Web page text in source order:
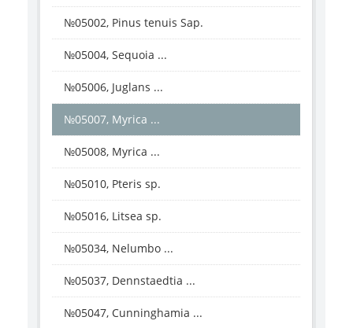
№05002, Pinus tenuis Sap.
№05004, Sequoia ...
№05006, Juglans ...
№05007, Myrica ...
№05008, Myrica ...
№05010, Pteris sp.
№05016, Litsea sp.
№05034, Nelumbo ...
№05037, Dennstaedtia ...
№05047, Cunninghamia ...